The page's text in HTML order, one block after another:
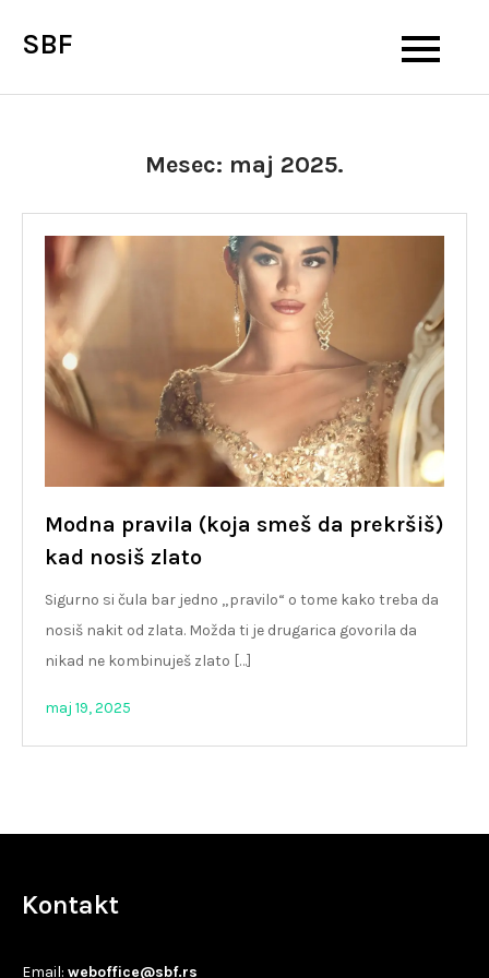
SBF
Mesec: maj 2025.
Modna pravila (koja smeš da prekršiš)
kad nosiš zlato
Sigurno si čula bar jedno „pravilo“ o tome kako treba da
nosiš nakit od zlata. Možda ti je drugarica govorila da
nikad ne kombinuješ zlato […]
maj 19, 2025
Kontakt
Email: weboffice@sbf.rs